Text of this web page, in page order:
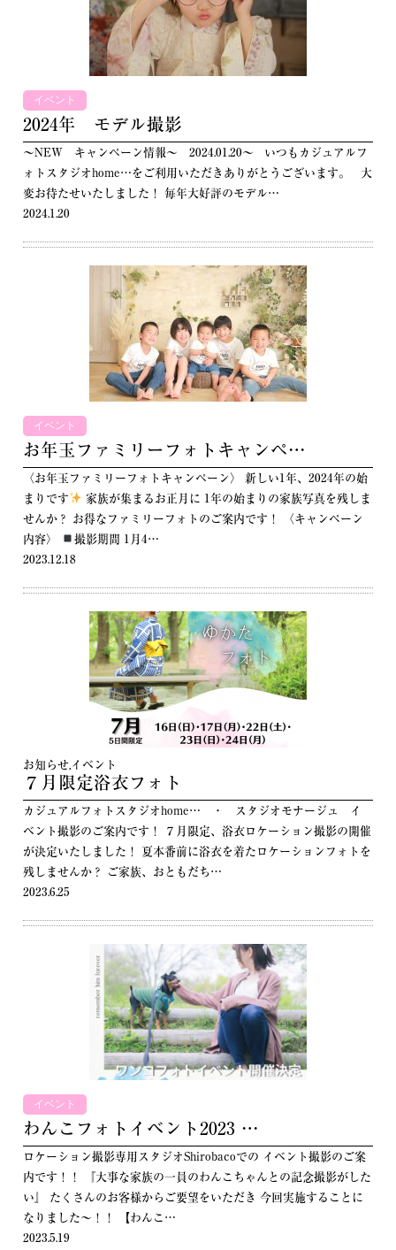
イベント
2024年 モデル撮影
～NEW キャンペーン情報～ 2024.01.20～ いつもカジュアルフ
ォトスタジオhome…をご利用いただきありがとうございます。 大
変お待たせいたしました！ 毎年大好評のモデル…
2024.1.20
イベント
お年玉ファミリーフォトキャンペ…
〈お年玉ファミリーフォトキャンペーン〉 新しい1年、2024年の始
まりです
家族が集まるお正月に 1年の始まりの家族写真を残しま
せんか？ お得なファミリーフォトのご案内です！ 〈キャンペーン
内容〉
撮影期間 1月4…
2023.12.18
お知らせ イベント
７月限定浴衣フォト
カジュアルフォトスタジオhome… ・ スタジオモナージュ イ
ベント撮影のご案内です！ ７月限定、浴衣ロケーション撮影の開催
が決定いたしました！ 夏本番前に浴衣を着たロケーションフォトを
残しませんか？ ご家族、おともだち…
2023.6.25
イベント
わんこフォトイベント2023 …
ロケーション撮影専用スタジオShirobacoでの イベント撮影のご案
内です！！ 『大事な家族の一員のわんこちゃんとの記念撮影がした
い』 たくさんのお客様からご要望をいただき 今回実施することに
なりました〜！！ 【わんこ…
2023.5.19